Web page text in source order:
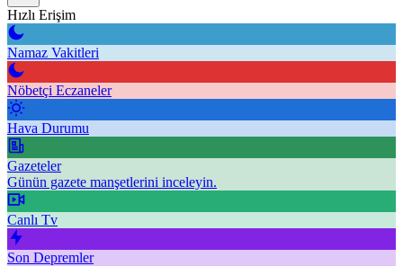
Hızlı Erişim
Namaz Vakitleri
Nöbetçi Eczaneler
Hava Durumu
Gazeteler
Günün gazete manşetlerini inceleyin.
Canlı Tv
Son Depremler